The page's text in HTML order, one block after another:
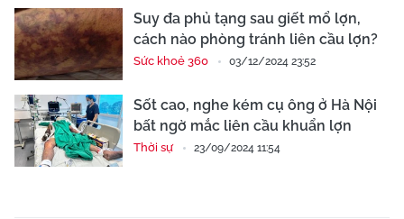
Suy đa phủ tạng sau giết mổ lợn,
cách nào phòng tránh liên cầu lợn?​
Sức khoẻ 360 03/12/2024 23:52
Sốt cao, nghe kém cụ ông ở Hà Nội
bất ngờ mắc liên cầu khuẩn lợn
Thời sự 23/09/2024 11:54